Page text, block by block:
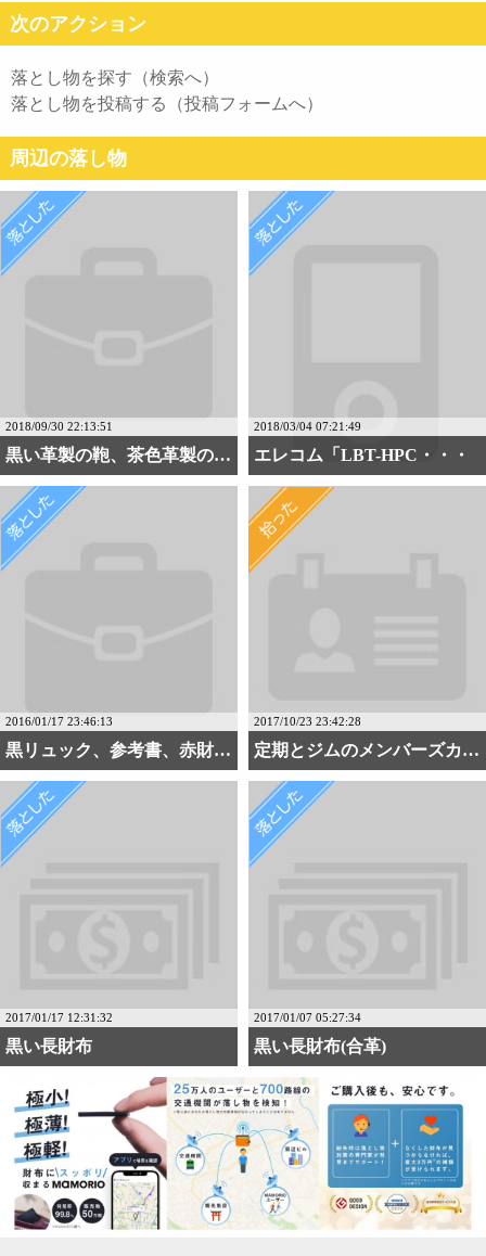
次のアクション
落とし物を探す（検索へ）
落とし物を投稿する（投稿フォームへ）
周辺の落し物
2018/09/30 22:13:51
黒い革製の鞄、茶色革製の・・・
2018/03/04 07:21:49
エレコム「LBT-HPC・・・
2016/01/17 23:46:13
黒リュック、参考書、赤財・・・
2017/10/23 23:42:28
定期とジムのメンバーズカ・・・
2017/01/17 12:31:32
黒い長財布
2017/01/07 05:27:34
黒い長財布(合革)